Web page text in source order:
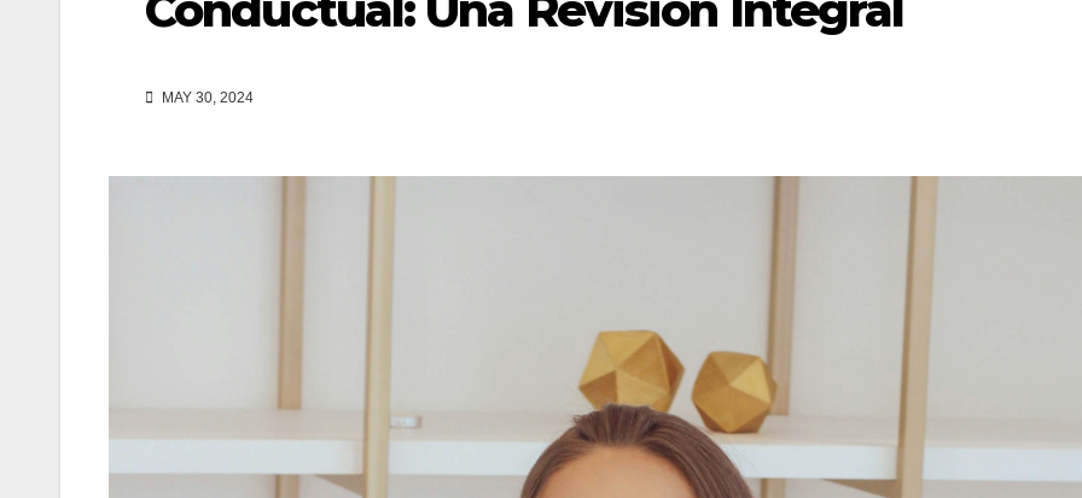
MAY 30, 2024